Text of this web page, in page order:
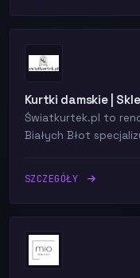
Kurtki damskie |
Światkurtek.pl to
Białych Błot
SZCZEGÓŁY